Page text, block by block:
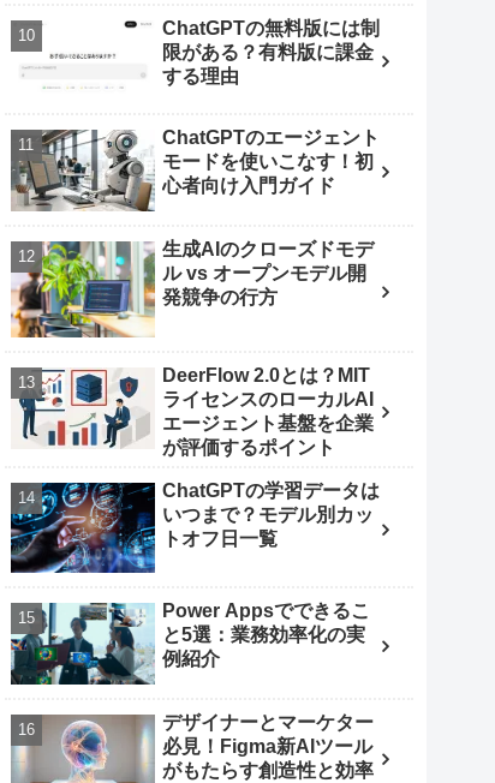
ChatGPTの無料版には制
限がある？有料版に課金
する理由
ChatGPTのエージェント
モードを使いこなす！初
心者向け入門ガイド
生成AIのクローズドモデ
ル vs オープンモデル開
発競争の行方
DeerFlow 2.0とは？MIT
ライセンスのローカルAI
エージェント基盤を企業
が評価するポイント
ChatGPTの学習データは
いつまで？モデル別カッ
トオフ日一覧
Power Appsでできるこ
と5選：業務効率化の実
例紹介
デザイナーとマーケター
必見！Figma新AIツール
がもたらす創造性と効率